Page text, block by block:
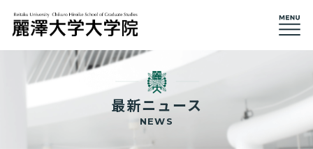
最新ニュース
NEWS